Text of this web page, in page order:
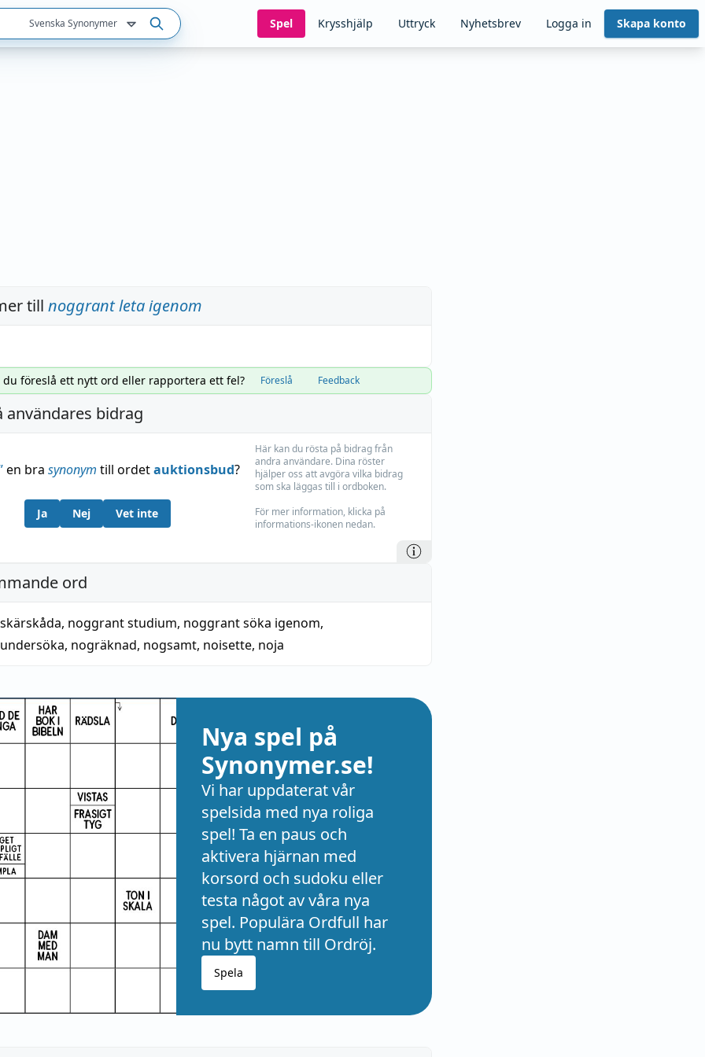
Svenska Synonymer Spel Krysshjälp Uttryck Nyhetsbrev Logga in Skapa konto
till noggrant leta igenom
du föreslå ett nytt ord eller rapportera ett fel? Föreslå Feedback
användares bidrag
en bra synonym till ordetauktionsbud?
Ja Nej Vet inte
Här kan du rösta på bidrag från
andra användare. Dina röster
hjälper oss att avgöra vilka bidrag
som ska läggas till i ordboken.
För mer information, klicka på
informations-ikonen nedan.
ord
, noggrant studium, noggrant söka igenom,
, nogräknad, nogsamt, noisette, noja
Nya spel på
Synonymer.se!
Vi har uppdaterat vår
spelsida med nya roliga
spel! Ta en paus och
aktivera hjärnan med
korsord och sudoku eller
testa något av våra nya
spel. Populära Ordfull har
nu bytt namn till Ordröj.
Spela